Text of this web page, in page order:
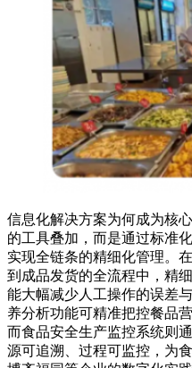
信息化解决方案为何成为核
的工具叠加，而是通过标准
实现全链条的精细化管理。
到成品发货的全流程中，精
能大幅减少人工操作的误差
养分析功能可精准把控餐品
而食品安全生产监控系统则
源可追溯、过程可监控，为